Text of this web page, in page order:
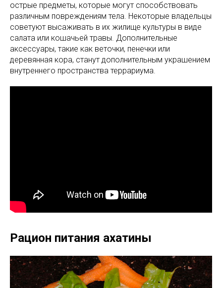
острые предметы, которые могут способствовать
различным повреждениям тела. Некоторые владельцы
советуют высаживать в их жилище культуры в виде
салата или кошачьей травы. Дополнительные
аксессуары, такие как веточки, пенечки или
деревянная кора, станут дополнительным украшением
внутреннего пространства террариума.
Рацион питания ахатины